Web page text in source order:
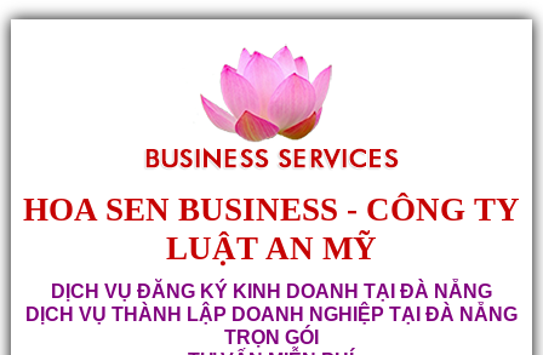
HOA SEN BUSINESS - CÔNG TY
LUẬT AN MỸ
DỊCH VỤ ĐĂNG KÝ KINH DOANH TẠI ĐÀ NẴNG
DỊCH VỤ THÀNH LẬP DOANH NGHIỆP TẠI ĐÀ NẴNG
TRỌN GÓI